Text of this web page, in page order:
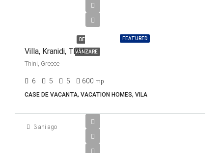
FEATURED
DE
VÂNZARE
Villa, Kranidi, Thini
Thini, Greece
6 5 5 600 mp
CASE DE VACANTA, VACATION HOMES, VILA
3 ani ago